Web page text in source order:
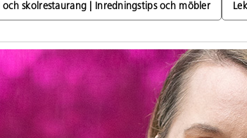
och skolrestaurang | Inredningstips och möbler